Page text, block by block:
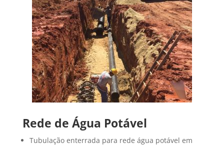
Rede de Água Potável
Tubulação enterrada para rede água potável em